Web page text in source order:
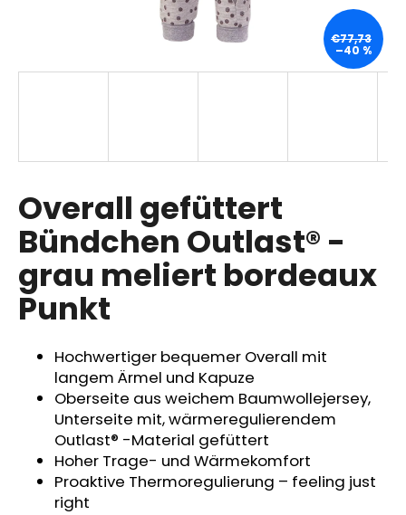
Overall gefüttert
Bündchen Outlast® -
grau meliert bordeaux
Punkt
Hochwertiger bequemer Overall mit
langem Ärmel und Kapuze
Oberseite aus weichem Baumwollejersey,
Unterseite mit, wärmeregulierendem
Outlast® -Material gefüttert
Hoher Trage- und Wärmekomfort
Proaktive Thermoregulierung – feeling just
right
€77,73
–40 %
SUCHEN
i
e
m
p
f
e
h
l
SWEATHOSE
DENIM
LÖWE
€32,50